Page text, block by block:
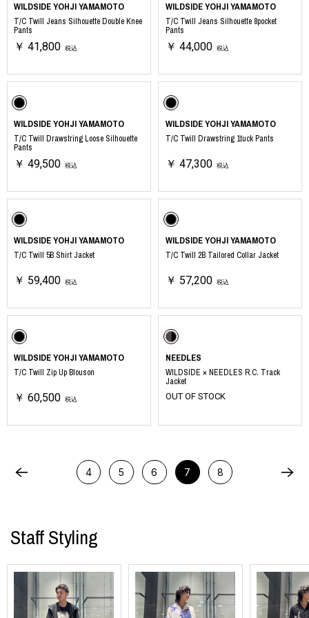
WILDSIDE YOHJI YAMAMOTO
T/C Twill Jeans Silhouette Double Knee
Pants
￥ 41,800 税込
WILDSIDE YOHJI YAMAMOTO
T/C Twill Jeans Silhouette 8pocket
Pants
￥ 44,000 税込
WILDSIDE YOHJI YAMAMOTO
T/C Twill Drawstring Loose Silhouette
Pants
￥ 49,500 税込
WILDSIDE YOHJI YAMAMOTO
T/C Twill Drawstring 1tuck Pants
￥ 47,300 税込
WILDSIDE YOHJI YAMAMOTO
T/C Twill 5B Shirt Jacket
￥ 59,400 税込
WILDSIDE YOHJI YAMAMOTO
T/C Twill 2B Tailored Collar Jacket
￥ 57,200 税込
WILDSIDE YOHJI YAMAMOTO
T/C Twill Zip Up Blouson
￥ 60,500 税込
NEEDLES
WILDSIDE × NEEDLES R.C. Track
Jacket
OUT OF STOCK
4 5 6 7 8
Staff Styling